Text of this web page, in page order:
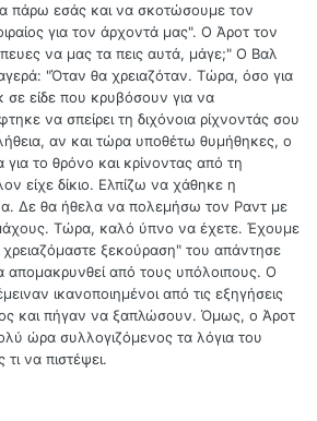
πάρω εσάς και να σκοτώσουμε τον
για τον άρχοντά μας". Ο Άροτ τον
να μας τα πεις αυτά, μάγε;" Ο Βαλ
"Όταν θα χρειαζόταν. Τώρα, όσο για
είδε που κρυβόσουν για να
να σπείρει τη διχόνοια ρίχνοντάς σου
αν και τώρα υποθέτω θυμήθηκες, ο
για το θρόνο και κρίνοντας από τη
είχε δίκιο. Ελπίζω να χάθηκε η
Δε θα ήθελα να πολεμήσω τον Ραντ με
Τώρα, καλό ύπνο να έχετε. Έχουμε
ξεκούραση" του απάντησε
απομακρυνθεί από τους υπόλοιπους. Ο
ικανοποιημένοι από τις εξηγήσεις
και πήγαν να ξαπλώσουν. Όμως, ο Άροτ
ώρα συλλογιζόμενος τα λόγια του
να πιστέψει.